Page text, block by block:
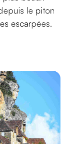
le piton
escarpées.